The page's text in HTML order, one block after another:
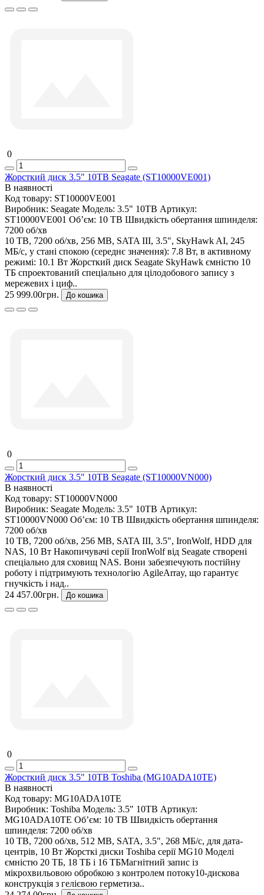
0
Жорсткий диск 3.5" 10TB Seagate (ST10000VE001)
В наявності
Код товару: ST10000VE001
Виробник: Seagate Модель: 3.5" 10TB Артикул:
ST10000VE001 Об’єм: 10 TB Швидкість обертання шпинделя:
7200 об/хв
10 TB, 7200 об/хв, 256 MB, SATA III, 3.5", SkyHawk AI, 245
МБ/с, у стані спокою (середнє значення): 7.8 Вт, в активному
режимі: 10.1 Вт Жорсткий диск Seagate SkyHawk ємністю 10
ТБ спроектований спеціально для цілодобового запису з
мережевих і циф..
25 999.00грн.
До кошика
0
Жорсткий диск 3.5" 10TB Seagate (ST10000VN000)
В наявності
Код товару: ST10000VN000
Виробник: Seagate Модель: 3.5" 10TB Артикул:
ST10000VN000 Об’єм: 10 TB Швидкість обертання шпинделя:
7200 об/хв
10 TB, 7200 об/хв, 256 MB, SATA III, 3.5", IronWolf, HDD для
NAS, 10 Вт Накопичувачі серії IronWolf від Seagate створені
спеціально для сховищ NAS. Вони забезпечують постійну
роботу і підтримують технологію AgileArray, що гарантує
гнучкість і над..
24 457.00грн.
До кошика
0
Жорсткий диск 3.5" 10TB Toshiba (MG10ADA10TE)
В наявності
Код товару: MG10ADA10TE
Виробник: Toshiba Модель: 3.5" 10TB Артикул:
MG10ADA10TE Об’єм: 10 TB Швидкість обертання
шпинделя: 7200 об/хв
10 TB, 7200 об/хв, 512 MB, SATA, 3.5", 268 МБ/с, для дата-
центрів, 10 Вт Жорсткі диски Toshiba серії MG10 Моделі
ємністю 20 ТБ, 18 ТБ і 16 ТБМагнітний запис із
мікрохвильовою обробкою з контролем потоку10-дискова
конструкція з гелієвою герметиза..